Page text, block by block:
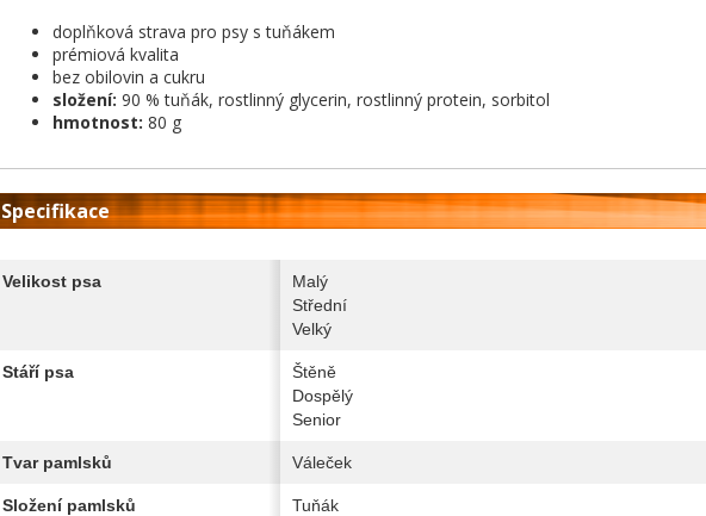
doplňková strava pro psy s tuňákem
prémiová kvalita
bez obilovin a cukru
složení: 90 % tuňák, rostlinný glycerin, rostlinný protein, sorbitol
hmotnost: 80 g
Specifikace
Velikost psa
Malý
Střední
Velký
Stáří psa
Štěně
Dospělý
Senior
Tvar pamlsků Váleček
Složení pamlsků Tuňák